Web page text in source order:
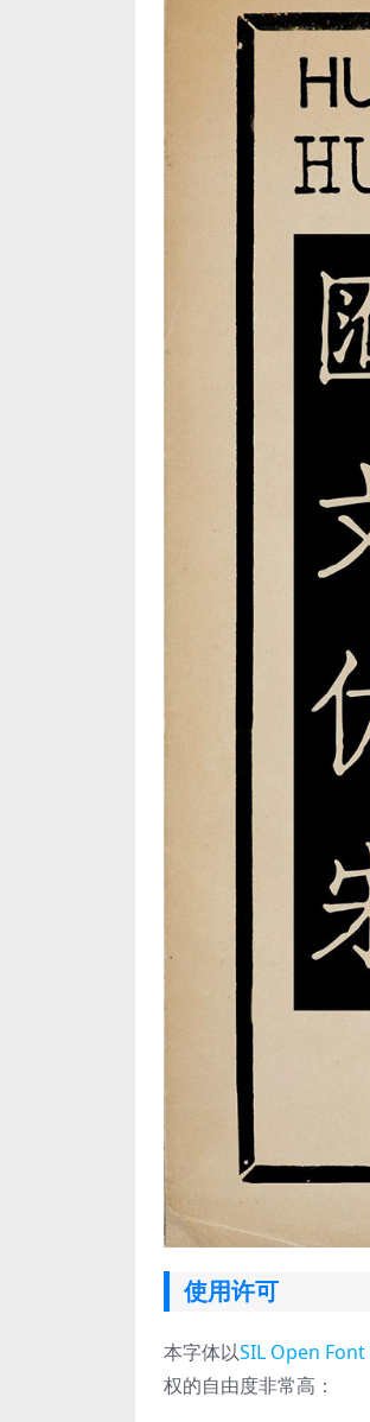
使用许可
本字体以SIL Open Font
权的自由度非常高：